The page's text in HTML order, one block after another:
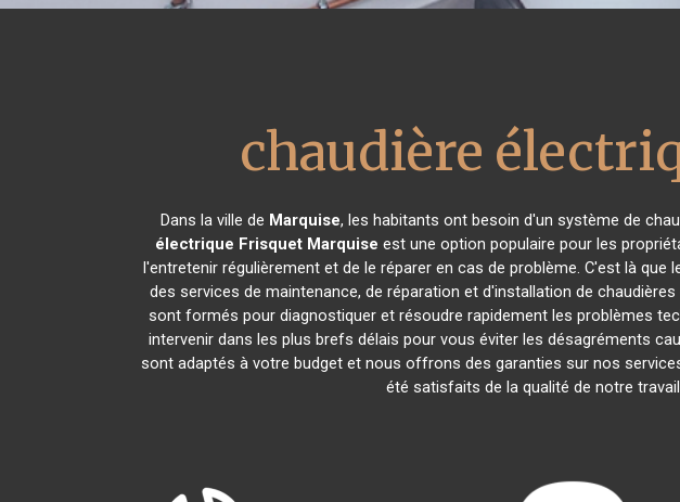
chaudière
Dans la ville de Marquise, les habitants ont besoin d'un système de
électrique Frisquet Marquise est une option populaire pour les
l'entretenir régulièrement et de le réparer en cas de problème. C'est là que
des services de maintenance, de réparation et d'installation de
sont formés pour diagnostiquer et résoudre rapidement les problèmes
intervenir dans les plus brefs délais pour vous éviter les désagréments
sont adaptés à votre budget et nous offrons des garanties sur nos
été satisfaits de la qualité de notre